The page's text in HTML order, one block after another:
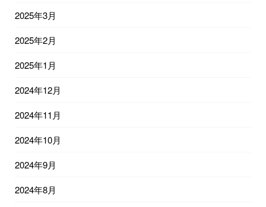
2025年3月
2025年2月
2025年1月
2024年12月
2024年11月
2024年10月
2024年9月
2024年8月